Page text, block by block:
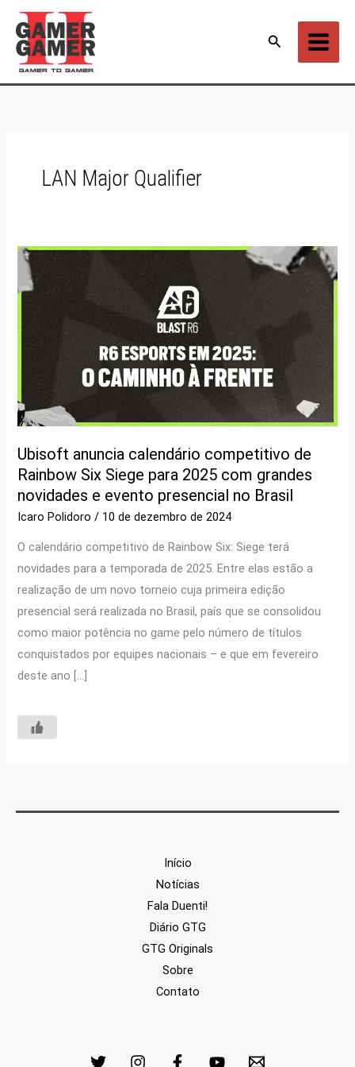
para
conteúdo
Pesquisar
LAN Major Qualifier
Ubisoft anuncia calendário competitivo de
Rainbow Six Siege para 2025 com grandes
novidades e evento presencial no Brasil
Icaro Polidoro/ 10 de dezembro de 2024
O calendário competitivo de Rainbow Six: Siege terá
novidades para a temporada de 2025. Entre elas estão a
realização de um novo torneio cuja primeira edição
presencial será realizada no Brasil, país que se consolidou
como maior potência no game pelo número de títulos
conquistados por equipes nacionais – e que em fevereiro
deste ano […]
Início
Notícias
Fala Duenti!
Diário GTG
GTG Originals
Sobre
Contato